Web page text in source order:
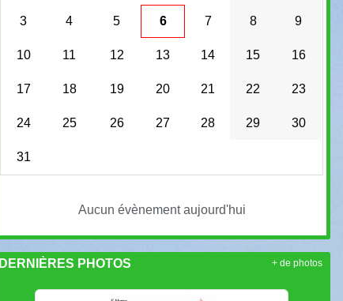
3 4 5 6 7 8 9
10 11 12 13 14 15 16
17 18 19 20 21 22 23
24 25 26 27 28 29 30
31
Aucun évènement aujourd'hui
DERNIÈRES PHOTOS + de photos